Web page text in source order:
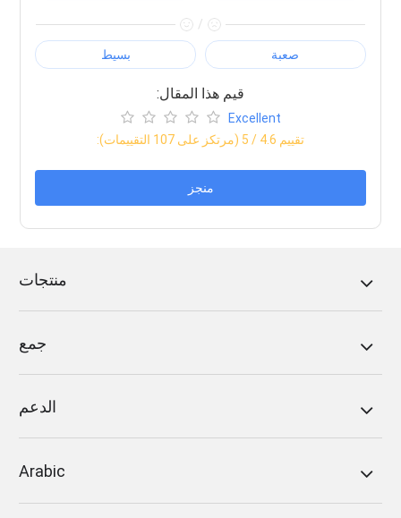
/
بسيط صعبة
:قيم هذا المقال
Excellent
:تقييم 4.6 / 5 (مرتكز على 107 التقييمات)
منجز
منتجات
جمع
الدعم
Arabic